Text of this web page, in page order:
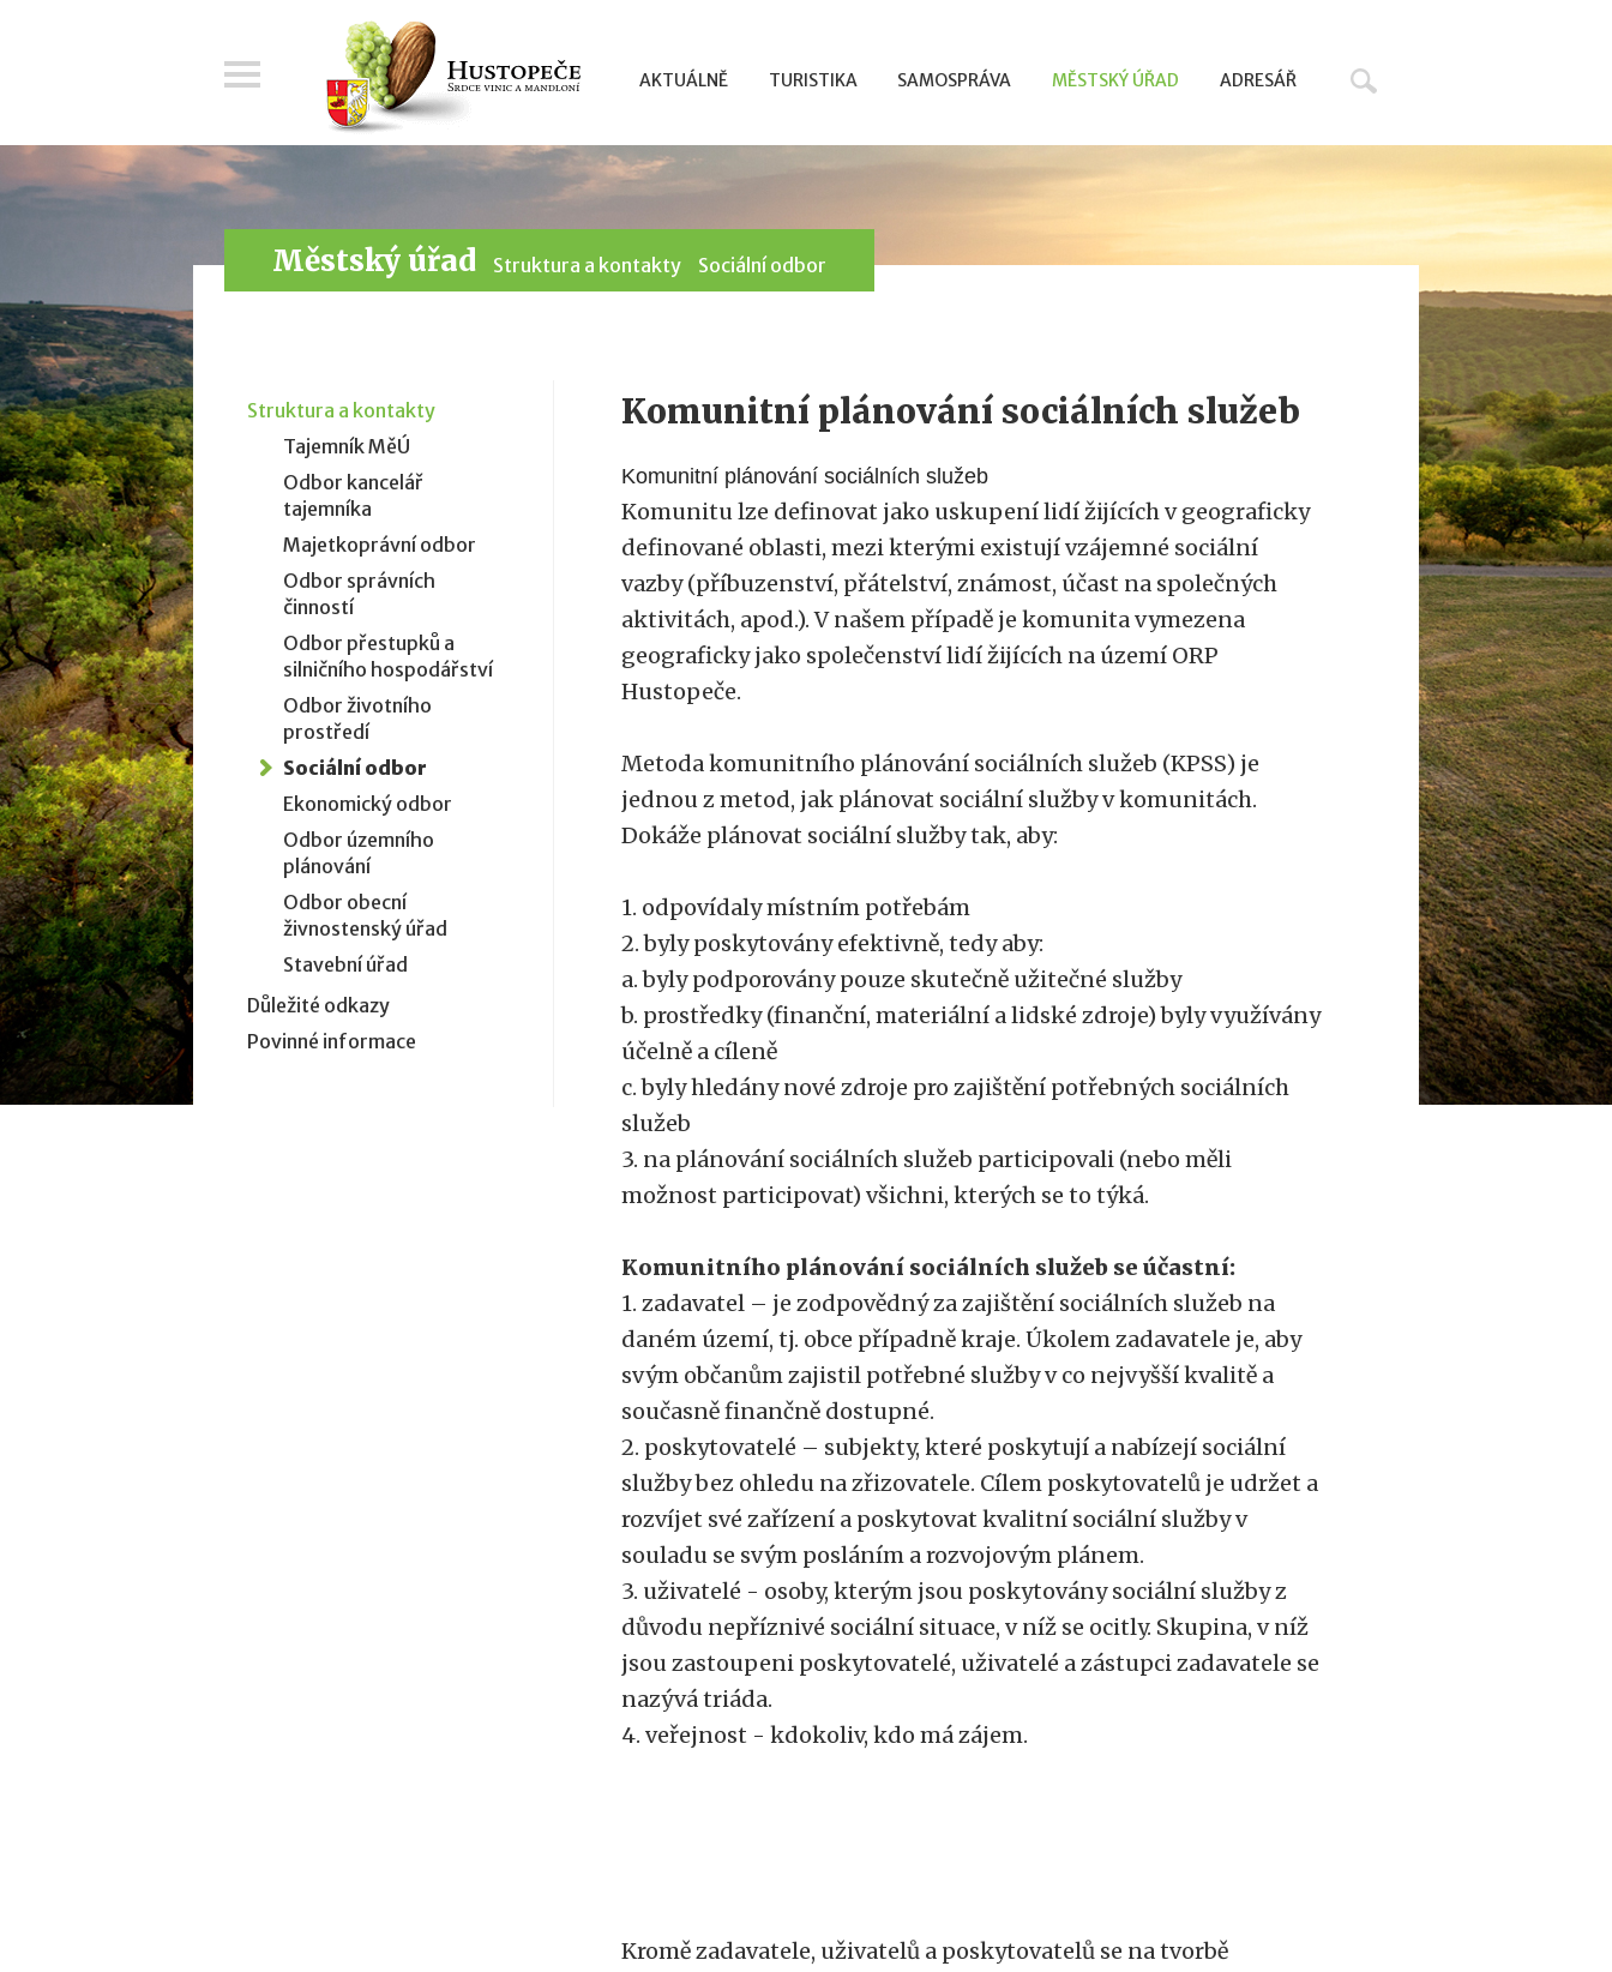
AKTUÁLNĚ TURISTIKA SAMOSPRÁVA MĚSTSKÝ ÚŘAD ADRESÁŘ
Městský úřad Struktura a kontakty Sociální odbor
Komunitní plánování sociálních služeb
Komunitní plánování sociálních služeb
Komunitu lze definovat jako uskupení lidí žijících v geograficky
definované oblasti, mezi kterými existují vzájemné sociální
vazby (příbuzenství, přátelství, známost, účast na společných
aktivitách, apod.). V našem případě je komunita vymezena
geograficky jako společenství lidí žijících na území ORP
Hustopeče.
Metoda komunitního plánování sociálních služeb (KPSS) je
jednou z metod, jak plánovat sociální služby v komunitách.
Dokáže plánovat sociální služby tak, aby:
1. odpovídaly místním potřebám
2. byly poskytovány efektivně, tedy aby:
a. byly podporovány pouze skutečně užitečné služby
b. prostředky (finanční, materiální a lidské zdroje) byly využívány
účelně a cíleně
c. byly hledány nové zdroje pro zajištění potřebných sociálních
služeb
3. na plánování sociálních služeb participovali (nebo měli
možnost participovat) všichni, kterých se to týká.
Komunitního plánování sociálních služeb se účastní:
1. zadavatel – je zodpovědný za zajištění sociálních služeb na
daném území, tj. obce případně kraje. Úkolem zadavatele je, aby
svým občanům zajistil potřebné služby v co nejvyšší kvalitě a
současně finančně dostupné.
2. poskytovatelé – subjekty, které poskytují a nabízejí sociální
služby bez ohledu na zřizovatele. Cílem poskytovatelů je udržet a
rozvíjet své zařízení a poskytovat kvalitní sociální služby v
souladu se svým posláním a rozvojovým plánem.
3. uživatelé - osoby, kterým jsou poskytovány sociální služby z
důvodu nepříznivé sociální situace, v níž se ocitly. Skupina, v níž
jsou zastoupeni poskytovatelé, uživatelé a zástupci zadavatele se
nazývá triáda.
4. veřejnost - kdokoliv, kdo má zájem.
Kromě zadavatele, uživatelů a poskytovatelů se na tvorbě
Struktura a kontakty
Tajemník MěÚ
Odbor kancelář
tajemníka
Majetkoprávní odbor
Odbor správních
činností
Odbor přestupků a
silničního hospodářství
Odbor životního
prostředí
Sociální odbor
Ekonomický odbor
Odbor územního
plánování
Odbor obecní
živnostenský úřad
Stavební úřad
Důležité odkazy
Povinné informace